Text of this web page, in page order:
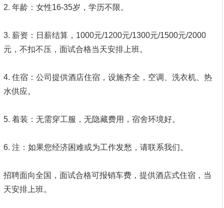
2. 年龄：女性16-35岁，学历不限。
3. 薪资：日薪结算，1000元/1200元/1300元/1500元/2000
元，不扣不压，面试合格当天安排上班。
4. 住宿：公司提供酒店住宿，设施齐全，空调、洗衣机、热
水供应。
5. 着装：无需穿工服，无隐藏费用，宿舍环境好。
6. 注：如果您经济困难或为工作发愁，请联系我们。
招聘面向全国，面试合格可报销车费，提供酒店式住宿，当
天安排上班。